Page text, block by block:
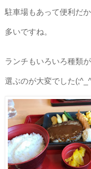
駐車場もあって便利だか
多いですね。
ランチもいろいろ種類
選ぶのが大変でした